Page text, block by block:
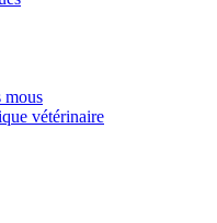
mous
vétérinaire